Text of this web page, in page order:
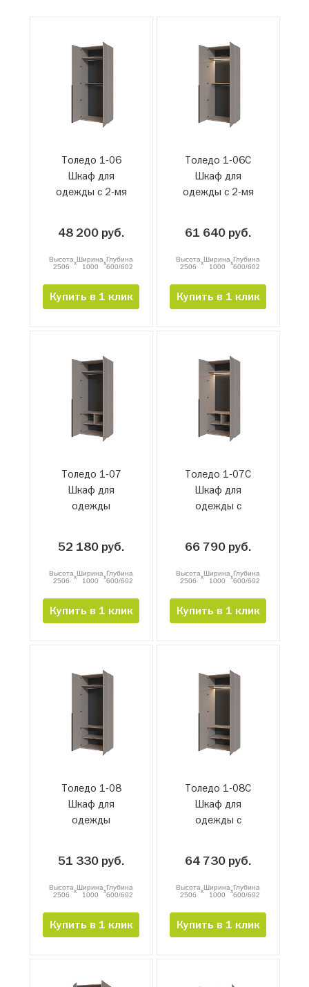
Толедо 1-06
Шкаф для
одежды с 2-мя
48 200 руб.
Высота
2506
xШирина
1000
xГлубина
600/602
Купить в 1 клик
Толедо 1-06С
Шкаф для
одежды с 2-мя
61 640 руб.
Высота
2506
xШирина
1000
xГлубина
600/602
Купить в 1 клик
Толедо 1-07
Шкаф для
одежды
52 180 руб.
Высота
2506
xШирина
1000
xГлубина
600/602
Купить в 1 клик
Толедо 1-07С
Шкаф для
одежды с
66 790 руб.
Высота
2506
xШирина
1000
xГлубина
600/602
Купить в 1 клик
Толедо 1-08
Шкаф для
одежды
51 330 руб.
Высота
2506
xШирина
1000
xГлубина
600/602
Купить в 1 клик
Толедо 1-08С
Шкаф для
одежды с
64 730 руб.
Высота
2506
xШирина
1000
xГлубина
600/602
Купить в 1 клик